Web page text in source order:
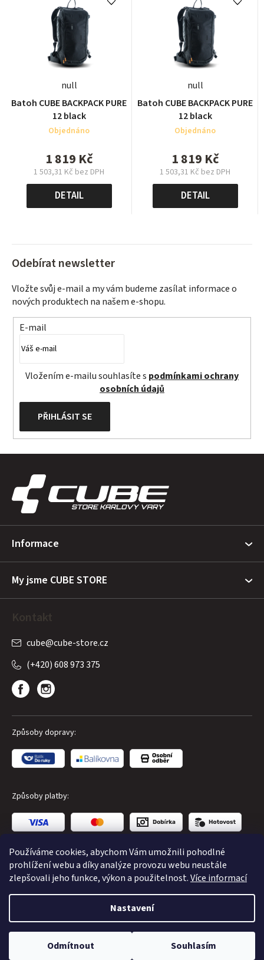
Používáme cookies, abychom Vám umožnili pohodlné
prohlížení webu a díky analýze provozu webu neustále
zlepšovali jeho funkce, výkon a použitelnost.Více informací
Nastavení
Odmítnout Souhlasím
null
Batoh CUBE BACKPACK PURE
12 black
Objednáno
1 819 Kč
1 503,31 Kč bez DPH
Měrná
cena:
DETAIL
null
Batoh CUBE BACKPACK PURE
12 black
Objednáno
1 819 Kč
1 503,31 Kč bez DPH
Měrná
cena:
DETAIL
Odebírat newsletter
Vložte svůj e-mail a my vám budeme zasílat informace o
nových produktech na našem e-shopu.
E-mail
Vložením e-mailu souhlasíte s podmínkami ochrany
osobních údajů
PŘIHLÁSIT SE
Informace
My jsme CUBE STORE
Kontakt
cube@cube-store.cz
(+420) 608 973 375
Způsoby dopravy:
Způsoby platby:
Vytvořil Shoptet
CUBE Store Karlovy Vary
vyhrazena.